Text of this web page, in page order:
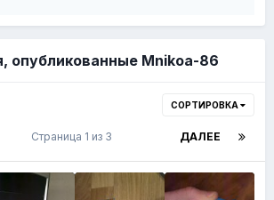
опубликованные Mnikoa-86
СОРТИРОВКА
ДАЛЕЕ
Страница 1 из 3